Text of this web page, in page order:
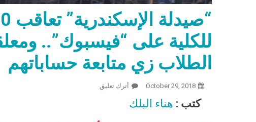
للكلية على “فيسبوك”..
الطلاب زي متابعة حساباتهم
October 29, 2018 أترك تعليق
كتب : هناء البلك